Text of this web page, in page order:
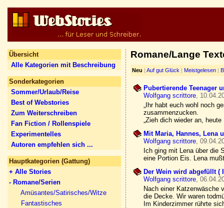
Übersicht
Alle Kategorien mit Beschreibung
Sonderkategorien
Sommer/Urlaub/Reise
Best of Webstories
Zum Weiterschreiben
Fan Fiction / Rollenspiele
Experimentelles
Autoren empfehlen sich ...
Hauptkategorien (Gattung)
+ Alle Stories
- Romane/Serien
Amüsantes/Satirisches/Witze
Fantastisches
Romane/Lange
Neu | Auf gut Glück | Meistgelesen |
Pubertierende Teenager
Wolfgang scrittore,
„Ihr habt euch wohl noch
zusammenzucken.
„Zieh dich wieder an,
Mit Maria, Hannes, Lena
Wolfgang scrittore,
Ich ging mit Lena über die
eine Portion Eis. Lena
Der Wein wird abgefüllt (
Wolfgang scrittore,
Nach einer Katzenwäsche
die Decke. Wir waren
Im Kinderzimmer rührte